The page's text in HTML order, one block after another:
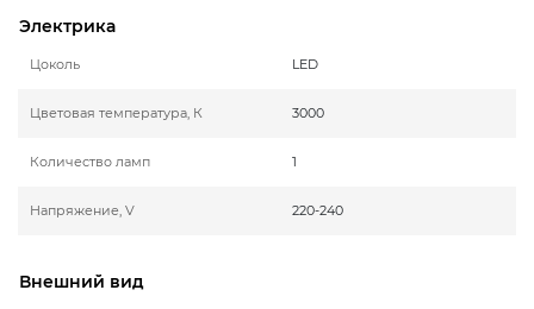
Электрика
Цоколь LED
Цветовая температура, К 3000
Количество ламп 1
Напряжение, V 220-240
Внешний вид